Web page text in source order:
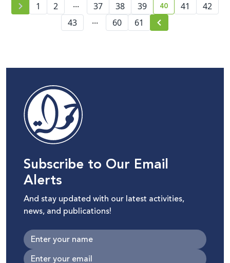
1 2 ... 37 38 39 current page
40 41
42
43
... 60 61
Subscribe to Our Email
Alerts
And stay updated with our latest activities,
news, and publications!